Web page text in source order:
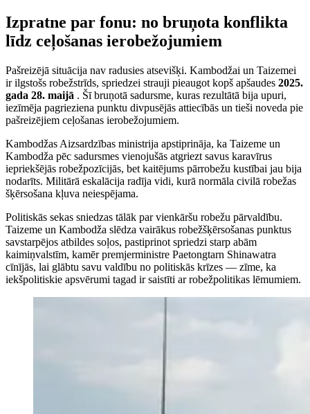
Izpratne par fonu: no bruņota konflikta
līdz ceļošanas ierobežojumiem
Pašreizējā situācija nav radusies atsevišķi. Kambodžai un Taizemei
ir ilgstošs robežstrīds, spriedzei strauji pieaugot kopš apšaudes 2025.
gada 28. maijā . Šī bruņotā sadursme, kuras rezultātā bija upuri,
iezīmēja pagrieziena punktu divpusējās attiecībās un tieši noveda pie
pašreizējiem ceļošanas ierobežojumiem.
Kambodžas Aizsardzības ministrija apstiprināja, ka Taizeme un
Kambodža pēc sadursmes vienojušās atgriezt savus karavīrus
iepriekšējās robežpozīcijās, bet kaitējums pārrobežu kustībai jau bija
nodarīts. Militārā eskalācija radīja vidi, kurā normāla civilā robežas
šķērsošana kļuva neiespējama.
Politiskās sekas sniedzas tālāk par vienkāršu robežu pārvaldību.
Taizeme un Kambodža slēdza vairākus robežšķērsošanas punktus
savstarpējos atbildes soļos, pastiprinot spriedzi starp abām
kaimiņvalstīm, kamēr premjerministre Paetongtarn Shinawatra
cīnījās, lai glābtu savu valdību no politiskās krīzes — zīme, ka
iekšpolitiskie apsvērumi tagad ir saistīti ar robežpolitikas lēmumiem.